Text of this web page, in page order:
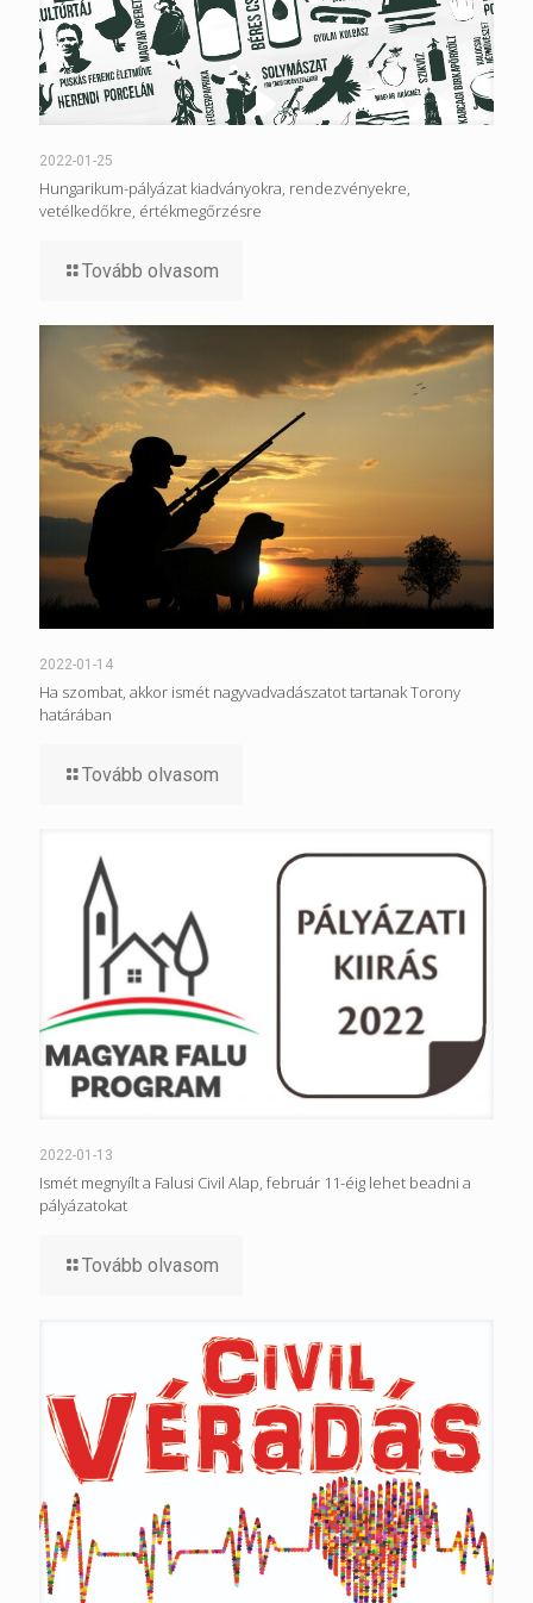
2022-01-25
Hungarikum-pályázat kiadványokra, rendezvényekre,
vetélkedőkre, értékmegőrzésre
Tovább olvasom
2022-01-14
Ha szombat, akkor ismét nagyvadvadászatot tartanak Torony
határában
Tovább olvasom
2022-01-13
Ismét megnyílt a Falusi Civil Alap, február 11-éig lehet beadni a
pályázatokat
Tovább olvasom